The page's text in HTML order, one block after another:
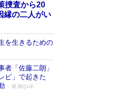
捜査から20
縁の二人がい
を生きるための
者「佐藤二朗」
ビ」で起きた
新潮QUE